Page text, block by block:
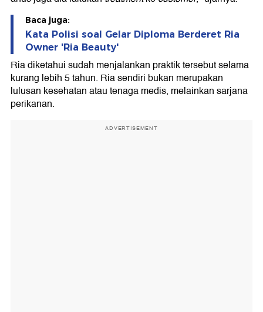
Baca juga:
Kata Polisi soal Gelar Diploma Berderet Ria
Owner 'Ria Beauty'
Ria diketahui sudah menjalankan praktik tersebut selama
kurang lebih 5 tahun. Ria sendiri bukan merupakan
lulusan kesehatan atau tenaga medis, melainkan sarjana
perikanan.
ADVERTISEMENT